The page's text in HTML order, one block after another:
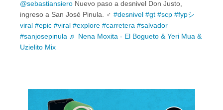
@sebastiansiero Nuevo paso a desnivel Don Justo,
ingreso a San José Pinula. ️‍♂️ #desnivel #gt #scp #fypシ゚
viral #epic #viral #explore #carretera #salvador
#sanjosepinula ♬ Nena Moxita - El Bogueto & Yeri Mua &
Uzielito Mix